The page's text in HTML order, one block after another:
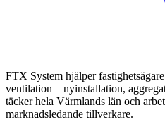
FTX System hjälper
ventilation – nyinstallation,
täcker hela Värmlands län och
marknadsledande tillverkare.